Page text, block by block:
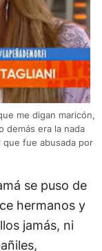
me digan maricón,
demás era la nada
que fue abusada por
se puso de
hermanos y
jamás, ni